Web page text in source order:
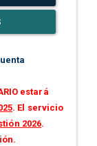
estará
. El servicio
2026.